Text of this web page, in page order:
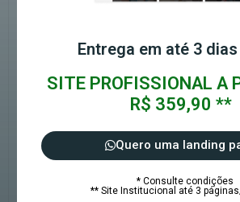
Entrega em até 3
SITE PROFISSIONAL A
R$ 359,90 **
Quero uma landing
* Consulte condições
** Site Institucional até 3